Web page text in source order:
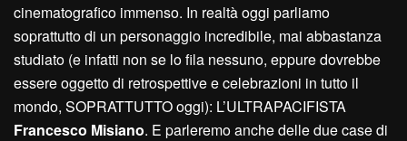
cinematografico immenso. In realtà oggi parliamo
soprattutto di un personaggio incredibile, mai abbastanza
studiato (e infatti non se lo fila nessuno, eppure dovrebbe
essere oggetto di retrospettive e celebrazioni in tutto il
mondo, SOPRATTUTTO oggi): L’ULTRAPACIFISTA
Francesco Misiano. E parleremo anche delle due case di